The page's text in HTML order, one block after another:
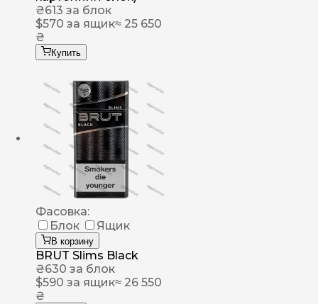
₴613 за блок
$570 за ящик≈ 25 650
₴
Купить
Фасовка:
Блок
Ящик
В корзину
BRUT Slims Black
₴630 за блок
$590 за ящик≈ 26 550
₴